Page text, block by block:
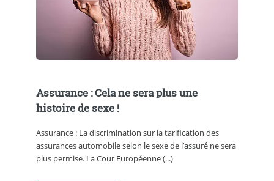
Assurance : Cela ne sera plus une
histoire de sexe !
Assurance : La discrimination sur la tarification des
assurances automobile selon le sexe de l’assuré ne sera
plus permise. La Cour Européenne (...)